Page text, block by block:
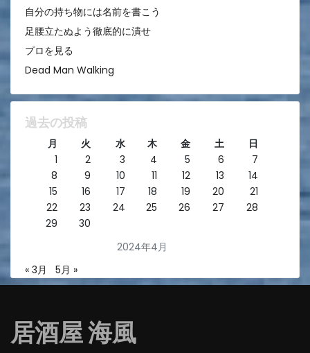
自分の持ち物には名前を書こう
足腰立たぬよう徹底的に潰せ
プロを見る
Dead Man Walking
過去の投稿
2024年4月
月 火 水 木 金 土
日
1
2 3 4 5 6
7
8
9 10 11 12 13
14
15
16 17 18 19 20
21
22
23 24 25 26 27
28
29
30
« 3月 5月 »
居酒屋 海風